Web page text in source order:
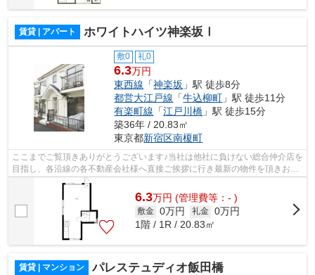
賃貸 | アパート ホワイトハイツ神楽坂Ⅰ
敷0 礼0
6.3万円
東西線 「神楽坂 」駅 徒歩8分
都営大江戸線 「牛込柳町 」駅 徒歩11分
有楽町線 「江戸川橋 」駅 徒歩15分
築36年 / 20.83㎡
東京都新宿区南榎町
ここまでご覧頂きありがとうございます♪当社は他社に負けない総合仲介店を
目指し、各沿線の各不動産会社様へ直接ご挨拶に行き最新の物件を頂きお客
様へ提供しております！最新の情報は...
6.3万円 (管理費等：- )
敷金 0万円 礼金 0万円
1階 / 1R / 20.83㎡
賃貸 | マンション パレステュディオ飯田橋